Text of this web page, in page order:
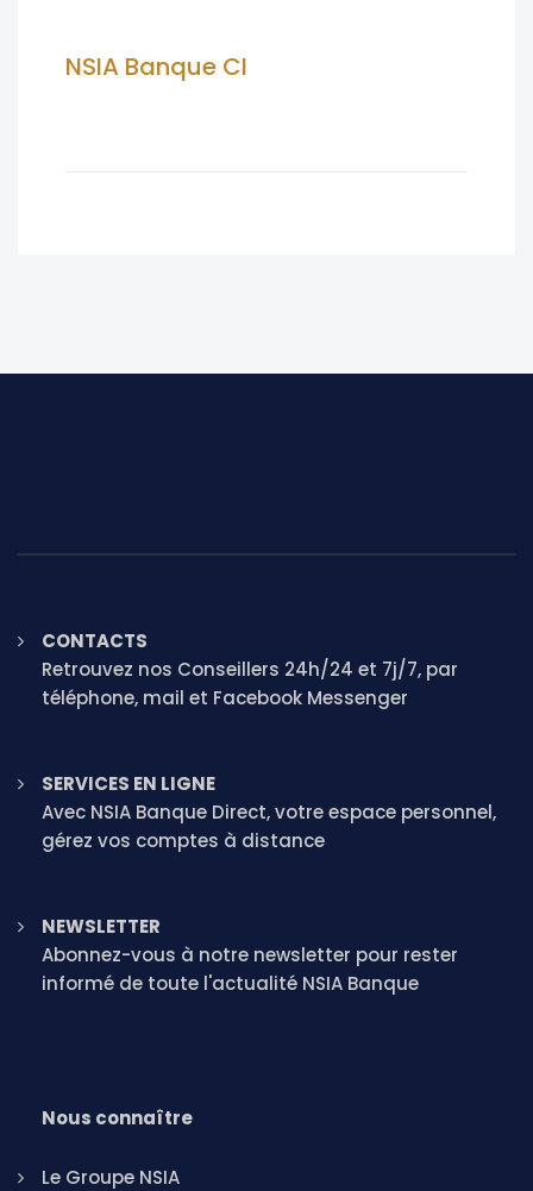
NSIA Banque CI
CONTACTS
Retrouvez nos Conseillers 24h/24 et 7j/7, par
téléphone, mail et Facebook Messenger
SERVICES EN LIGNE
Avec NSIA Banque Direct, votre espace personnel,
gérez vos comptes à distance
NEWSLETTER
Abonnez-vous à notre newsletter pour rester
informé de toute l'actualité NSIA Banque
Nous connaître
Le Groupe NSIA